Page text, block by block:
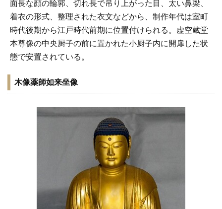
面長な顔の輪郭、切れ長で吊り上がった目、太い鼻梁、
着衣の形式、整理された衣文などから、制作年代は室町
時代後期から江戸時代前期に位置付けられる。虚空蔵堂
本尊像の中央厨子の前に置かれた小厨子内に開扉した状
態で安置されている。
木像薬師如来坐像